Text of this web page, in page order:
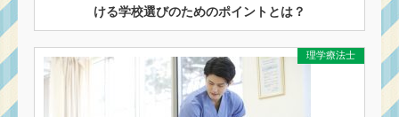
ける学校選びのためのポイントとは？
理学療法士